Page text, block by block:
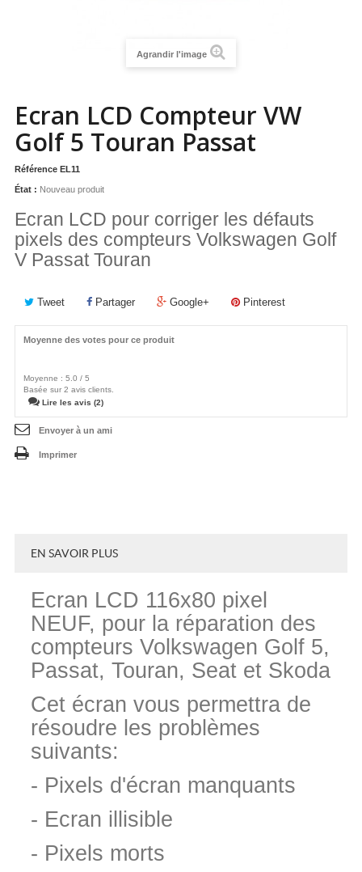
Agrandir l'image
Ecran LCD Compteur VW
Golf 5 Touran Passat
Référence EL11
État : Nouveau produit
Ecran LCD pour corriger les défauts
pixels des compteurs Volkswagen Golf
V Passat Touran
Tweet Partager Google+ Pinterest
Moyenne des votes pour ce produit
Moyenne : 5.0 / 5
Basée sur 2 avis clients.
Lire les avis (2)
Envoyer à un ami
Imprimer
EN SAVOIR PLUS
Ecran LCD 116x80 pixel
NEUF, pour la réparation des
compteurs Volkswagen Golf 5,
Passat, Touran, Seat et Skoda
Cet écran vous permettra de
résoudre les problèmes
suivants:
- Pixels d'écran manquants
- Ecran illisible
- Pixels morts